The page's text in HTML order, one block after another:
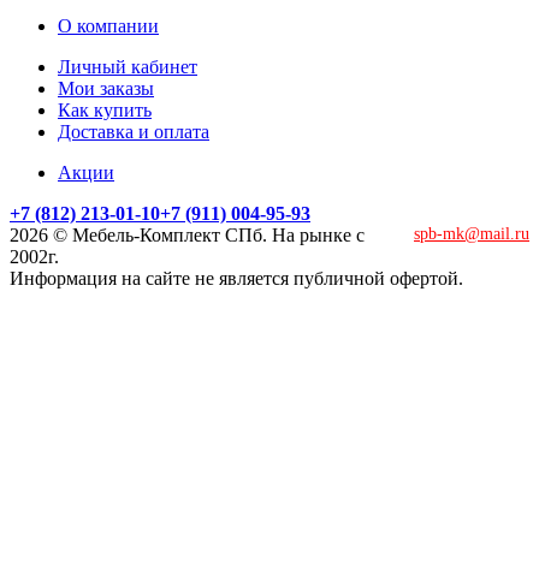
О компании
Личный кабинет
Мои заказы
Как купить
Доставка и оплата
Акции
+7 (812) 213-01-10+7 (911) 004-95-93
spb-mk@mail.ru
2026 © Мебель-Комплект СПб. На рынке с
2002г.
Информация на сайте не является публичной офертой.